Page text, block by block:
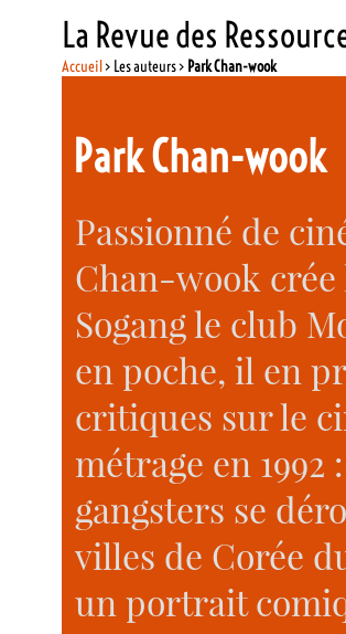
La Revue des
Accueil> Les auteurs > Park Chan-wook
Park Chan-wook
Passionné de
Chan-wook crée
Sogang le club
en poche, il en
critiques sur le
métrage en
gangsters se
villes de Corée
un portrait